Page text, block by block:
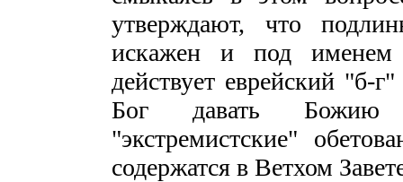
утверждают, что
искажен и под именем
действует еврейский "б-
Бог давать Божию
"экстремистские"
содержатся в Ветхом